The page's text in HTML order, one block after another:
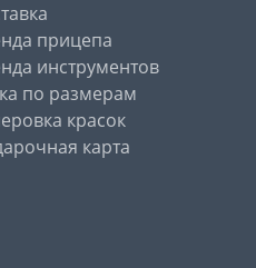
прицепа
инструментов
по размерам
красок
карта